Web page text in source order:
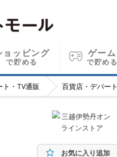
ョッピング
で貯める
ゲーム
で貯める
・TV通販 百貨店・デパート
お気に入り追加